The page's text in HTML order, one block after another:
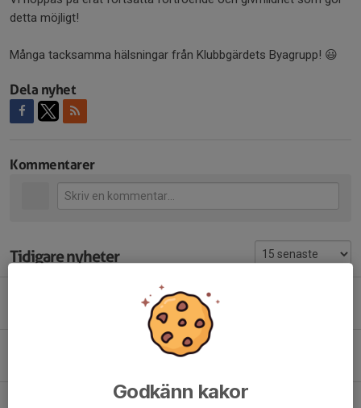
detta möjligt!
Många tacksamma hälsningar från Klubbgärdets Byagrupp! 😃
Dela nyhet
Kommentarer
Tidigare nyheter
Vill du vara först ut i vinter?
Det varma vädret fortsätter…
Solens strålar börjar att värma...
Godkänn kakor